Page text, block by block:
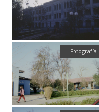
Fotografía